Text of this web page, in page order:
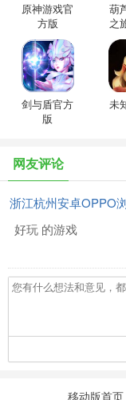
原神游戏官
方版
葫
之
剑与盾官方
版
未
网友评论
浙江杭州安卓OPPO
好玩 的游戏
移动版首页